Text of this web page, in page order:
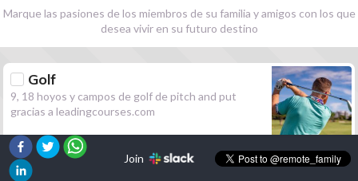
Marque las pasiones de los miembros de su familia y amigos con los que
desea vivir en su futuro destino
Golf
9, 18 hoyos y campos de golf de pitch and put
gracias a leadingcourses.com
Senderismo
Join